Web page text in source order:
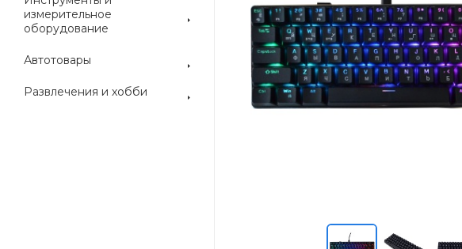
измерительное
оборудование
Автотовары
Развлечения и хобби